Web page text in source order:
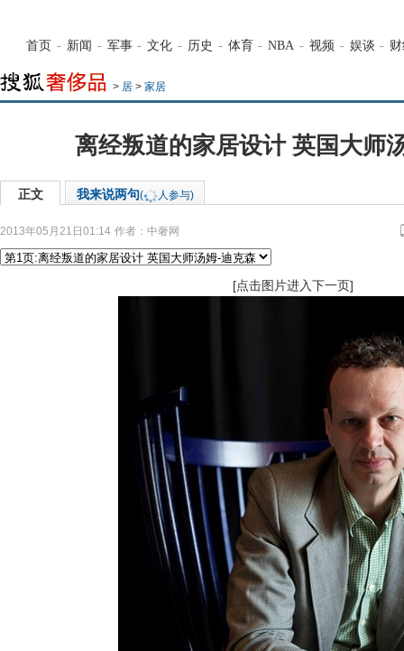
首页 - 新闻 - 军事 - 文化 - 历史 - 体育 - NBA - 视频 - 娱谈 -
> 居 > 家居
离经叛道的家居设计 英国大师
正文 我来说两句( 人参与)
2013年05月21日01:14 作者：中奢网
[点击图片进入下一页]